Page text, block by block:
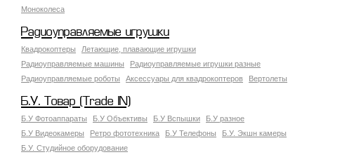
Моноколеса
Радиоуправляемые игрушки
Квадрокоптеры
Летающие, плавающие игрушки
Радиоуправляемые машины
Радиоуправляемые игрушки разные
Радиоуправляемые роботы
Аксессуары для квадрокоптеров Вертолеты
Б.У. Товар (Trade IN)
Б.У Фотоаппараты Б.У Объективы Б.У Вспышки
Б.У разное
Б.У Видеокамеры
Ретро фототехника Б.У Телефоны
Б.У. Экшн камеры
Б.У. Студийное оборудование